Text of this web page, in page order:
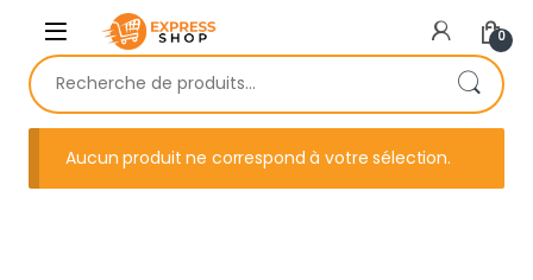
Skip to navigation
Skip to content
0
Recherche pour :
Aucun produit ne correspond à votre sélection.